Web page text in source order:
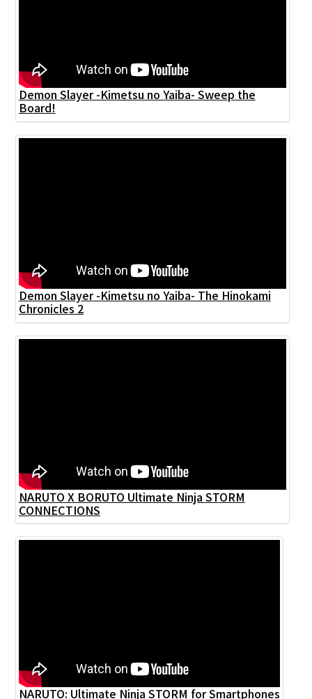
Demon Slayer -Kimetsu no Yaiba- Sweep the
Board!
Demon Slayer -Kimetsu no Yaiba- The Hinokami
Chronicles 2
NARUTO X BORUTO Ultimate Ninja STORM
CONNECTIONS
NARUTO: Ultimate Ninja STORM for Smartphones